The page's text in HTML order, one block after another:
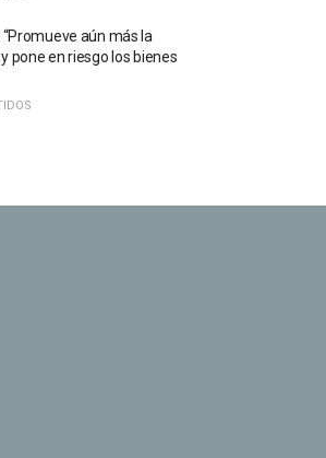
“Promueve aún más la
pone en riesgo los bienes